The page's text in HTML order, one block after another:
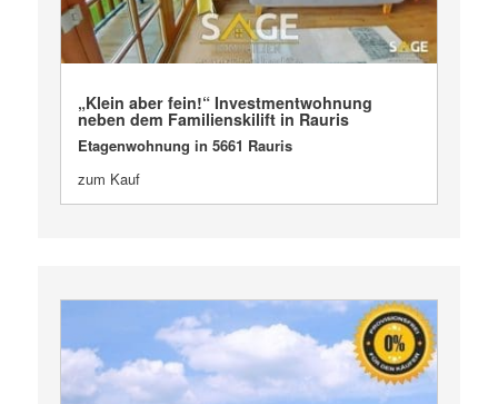
„Klein aber fein!“ Investmentwohnung
neben dem Familienskilift in Rauris
Etagenwohnung in 5661 Rauris
zum Kauf